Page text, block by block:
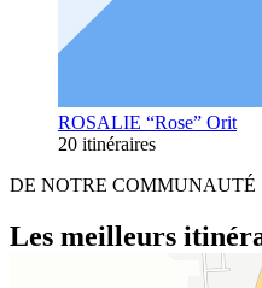
ROSALIE “Rose” Orit
20 itinéraires
DE NOTRE COMMUNAUTÉ
Les meilleurs